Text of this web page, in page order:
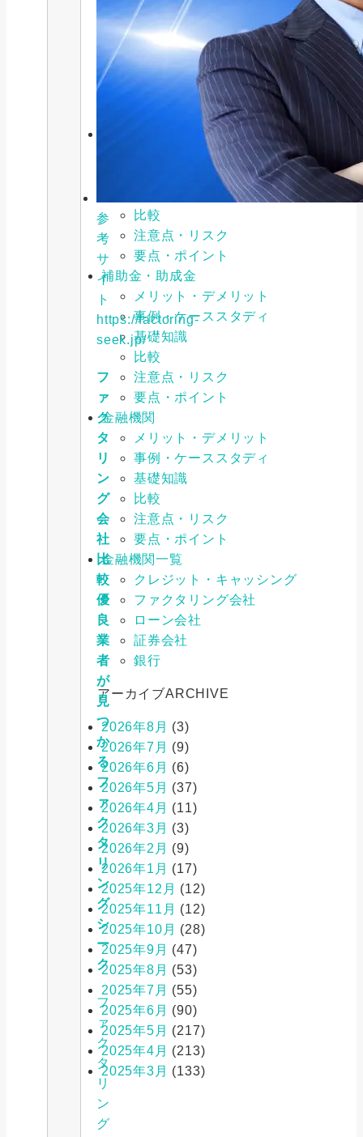
参
考
サ
イ
ト
https://factoring-
seek.jp/
フ
ァ
ク
タ
リ
ン
グ
会
社
比
較
優
良
業
者
が
見
つ
か
る
フ
ァ
ク
タ
リ
ン
グ
シ
ー
ク
フ
ァ
ク
タ
リ
ン
グ
メリット・デメリット
事例・ケーススタディ
基礎知識
比較
注意点・リスク
要点・ポイント
メリット・デメリット
事例・ケーススタディ
比較
注意点・リスク
要点・ポイント
補助金・助成金
メリット・デメリット
事例・ケーススタディ
基礎知識
比較
注意点・リスク
要点・ポイント
金融機関
メリット・デメリット
事例・ケーススタディ
基礎知識
比較
注意点・リスク
要点・ポイント
金融機関一覧
クレジット・キャッシング
ファクタリング会社
ローン会社
証券会社
銀行
アーカイブARCHIVE
2026年8月 (3)
2026年7月 (9)
2026年6月 (6)
2026年5月 (37)
2026年4月 (11)
2026年3月 (3)
2026年2月 (9)
2026年1月 (17)
2025年12月 (12)
2025年11月 (12)
2025年10月 (28)
2025年9月 (47)
2025年8月 (53)
2025年7月 (55)
2025年6月 (90)
2025年5月 (217)
2025年4月 (213)
2025年3月 (133)